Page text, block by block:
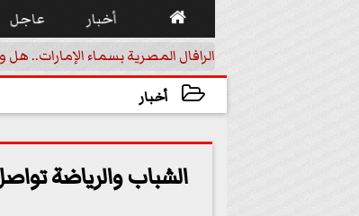
 أخبار عاجل
الرافال المصرية بسماء
أخبار
الشباب والرياضة